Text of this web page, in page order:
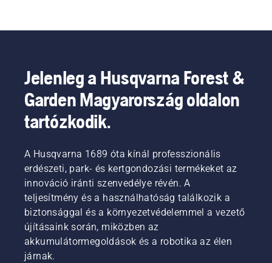
Jelenleg a Husqvarna Forest &
Garden Magyarország oldalon
tartózkodik.
A Husqvarna 1689 óta kínál professzionális
erdészeti, park- és kertgondozási termékeket az
innováció iránti szenvedélye révén. A
teljesítmény és a használhatóság találkozik a
biztonsággal és a környezetvédelemmel a vezető
újításaink során, miközben az
akkumulátormegoldások és a robotika az élen
járnak.